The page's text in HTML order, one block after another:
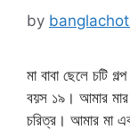
by
মা বাবা ছেলে চটি
বয়স ১৯। আমার মার
চরিত্র। আমার মা